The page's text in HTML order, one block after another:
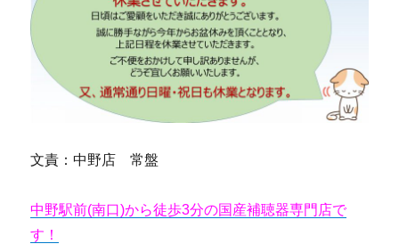
文責：中野店 常盤
中野駅前(南口)から徒歩3分の国産補聴器専門店で
す！